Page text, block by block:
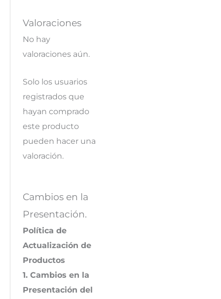
Valoraciones
No hay
valoraciones aún.
Solo los usuarios
registrados que
hayan comprado
este producto
pueden hacer una
valoración.
Cambios en la
Presentación.
Política de
Actualización de
Productos
1. Cambios en la
Presentación del